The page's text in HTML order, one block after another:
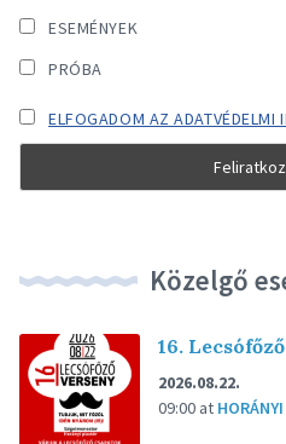
ESEMÉNYEK
PRÓBA
ELFOGADOM AZ ADATVÉDELMI
Közelgő
16.
2026.08.22.
09:00 at